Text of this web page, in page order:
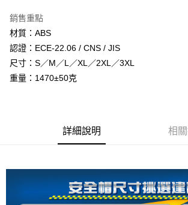
法說明評估內容。
【繳款方式說明】
1.分期款項不併入電信帳單，「大哥付你分期」於每月
醒簡訊。
帳／街口支付／iPASS MONEY」等通路繳費。
2.基於同意付款使用「大哥付你分期」之契約關係目的
資料（包含姓名、電話或地址）提供予台灣大哥大進
３．安心：先確認商品／服務後，再付款。
【「AFTEE先享後付」結帳流程】
１．於結帳方式選擇「AFTEE先享後付」後，將跳轉
結帳頁面，進行簡訊認證並確認金額後，即可完成結帳
３．收到繳費通知簡訊後14天內，點擊此簡訊中的連
後付繳納相關費用。
※ 交易是否成功請以「AFTEE先享後付 」之結帳頁面
是否繳費成功／繳費後需取消欲退款等相關疑問，請聯
１．透過由恩沛科技股份有限公司提供之「AFTEE先
易，需依本服務之必要範圍內提供個人資料，並將交
全家取貨付款
每筆NT$80，滿NT$1,999(含以上)免運費
付款後全家取貨
每筆NT$80，滿NT$1,999(含以上)免運費
付款後7-11取貨
每筆NT$80，滿NT$1,999(含以上)免運費
銷售重點
材質：ABS
認證：ECE-22.06 / CNS / JIS
尺寸：S／M／L／XL／2XL／3XL
重量：1470±50克
詳細說明 相